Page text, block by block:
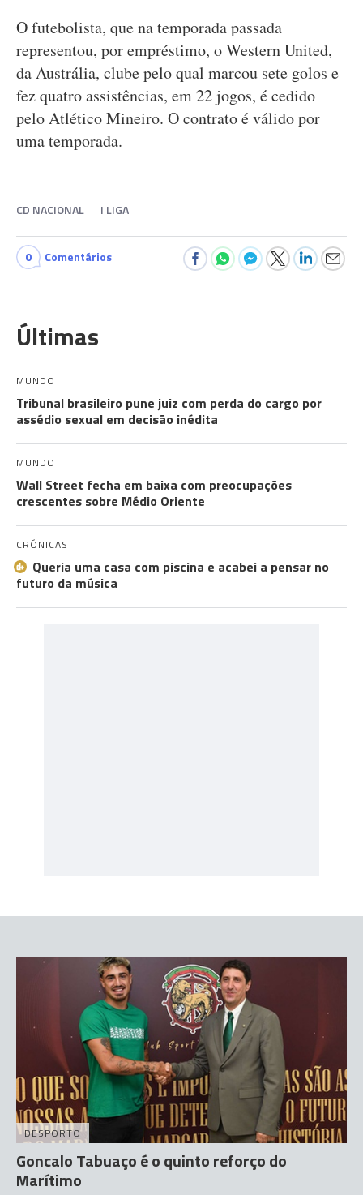
O futebolista, que na temporada passada
representou, por empréstimo, o Western United,
da Austrália, clube pelo qual marcou sete golos e
fez quatro assistências, em 22 jogos, é cedido
pelo Atlético Mineiro. O contrato é válido por
uma temporada.
CD NACIONAL I LIGA
0 Comentários
Últimas
MUNDO
Tribunal brasileiro pune juiz com perda do cargo por
assédio sexual em decisão inédita
MUNDO
Wall Street fecha em baixa com preocupações
crescentes sobre Médio Oriente
CRÓNICAS
Queria uma casa com piscina e acabei a pensar no
futuro da música
DESPORTO
Goncalo Tabuaço é o quinto reforço do
Marítimo